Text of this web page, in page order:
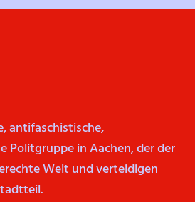
antifaschistische,
Politgruppe in Aachen, der der
Welt und verteidigen